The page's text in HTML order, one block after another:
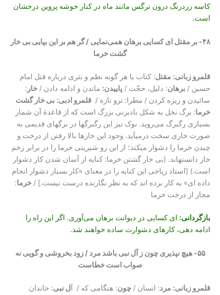
کاسه زردرنگ درون نرگس مانند ماه در کنار خوشه پروین درخشان
است.
۴۸- بر مقتل ای کسایی برهان همی‌نمایی / گر هم بر این بپایی بی خار
گشت خرما
قلمرو زبانی: مقتل: کتاب یا هر گونه نظم و نثری درباره قتل امام
حسین / برهان: دلیل، حجّت / پاییدن: ماندن و ادامه دادن / خار :
سائیدن و ریزه کردن / مطرا: ترو تازه / قلمرو ادبی: بی خار گشت
خرما: برگ نخل به شکل بادبزنی بزرگ است که از قاعدۀ آن شمار
بسیاری رگبرگ می‌روید. نوک تیز این رگبرگ‏ها در برگ‏های قدیمی به
صورت خاری سخت درمی‏آید. وجود این خارها بالا رفتن از درخت و
چیدن خرما را دشوار می‏کند؛ از این رو شیرینی خرما را در برابر زخم
خار دانسته‏اند. (بی خار گشتن خرما: کنایه از آسان شدن کار دشوار
است.) [استاد ریاحی این کنایه را در معنای «کار بسیار دشوار انجام
داده ای» به کار برده اند که به نظر نگارنده درست نیست.] / خرما:
مجاز از درخت خرما
بازگردانی: ای کسایی در دیوانت برهان می‌آوری. اگر این راه را
ادامه دهی، کارهای دشوارت ساده خواهند شد.
۵۵- هیچ نپذیری چون ز آل نبی باشد مرد / زود بخروشی و گویی نه
صواب است خطاست
قلمرو زبانی: مرد: انسان / چون: هنگامی که / آل نبی: خاندان